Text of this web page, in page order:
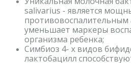
salivarius - является
противовоспалительным
уменьшает маркеры
организма ребенка;
Симбиоз 4- х видов
лактобацилл